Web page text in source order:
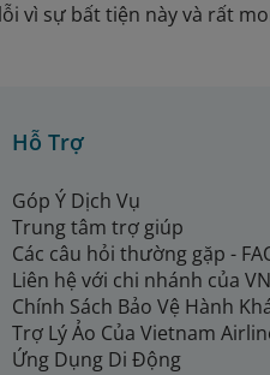
vì sự bất tiện này và rất
Hỗ Trợ
Góp Ý Dịch Vụ
Trung tâm trợ giúp
Các câu hỏi thường gặp -
Liên hệ với chi nhánh của
Chính Sách Bảo Vệ Hành
Trợ Lý Ảo Của Vietnam
Ứng Dụng Di Động